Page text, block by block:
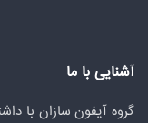
آشنایی با ما
گروه آیفون سازان با